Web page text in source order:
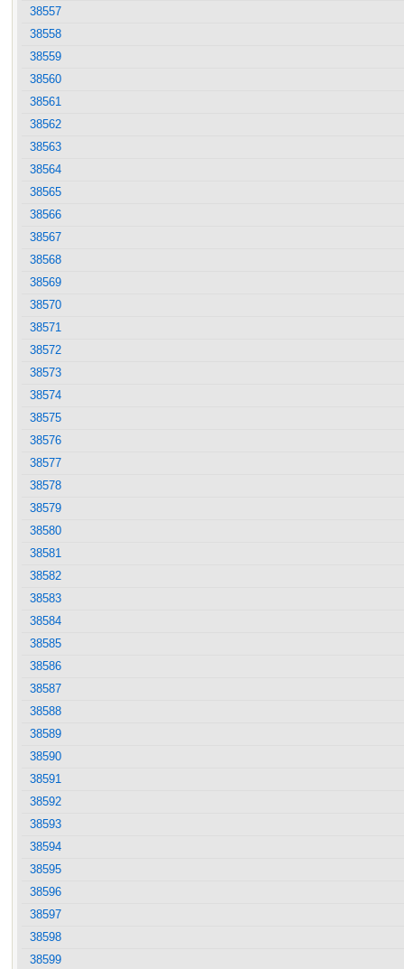
38557
38558
38559
38560
38561
38562
38563
38564
38565
38566
38567
38568
38569
38570
38571
38572
38573
38574
38575
38576
38577
38578
38579
38580
38581
38582
38583
38584
38585
38586
38587
38588
38589
38590
38591
38592
38593
38594
38595
38596
38597
38598
38599